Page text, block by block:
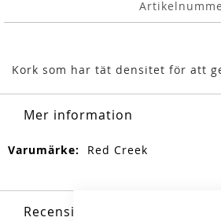
gallery
images
Kork som har tät densitet för att
Mer information
Mer
Red Creek
Recensioner